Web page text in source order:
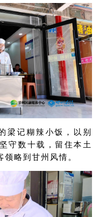
梁记糊辣小饭，以别
守数十载，留住本土
略到甘州风情。